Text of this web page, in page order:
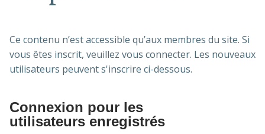
Ce contenu n’est accessible qu’aux membres du site. Si
vous êtes inscrit, veuillez vous connecter. Les nouveaux
utilisateurs peuvent s'inscrire ci-dessous.
Connexion pour les
utilisateurs enregistrés